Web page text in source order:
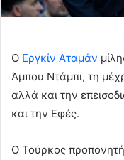
Ο Εργκίν Αταμάν
Άμπου Ντάμπι, τη
αλλά και την
και την Εφές.
Ο Τούρκος